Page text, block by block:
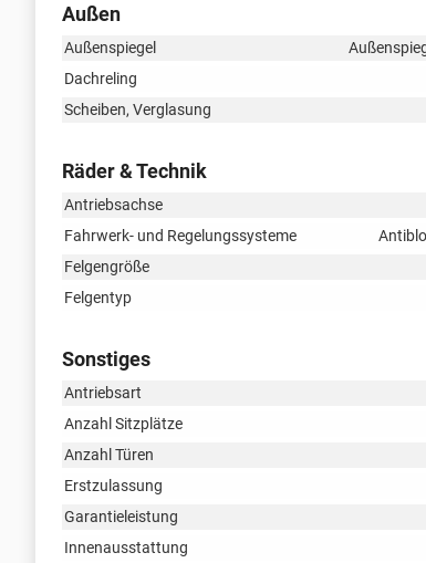
Außen
Außenspiegel
Dachreling
Scheiben, Verglasung
Räder & Technik
Antriebsachse
Fahrwerk- und Regelungssysteme
Felgengröße
Felgentyp
Sonstiges
Antriebsart
Anzahl Sitzplätze
Anzahl Türen
Erstzulassung
Garantieleistung
Innenausstattung